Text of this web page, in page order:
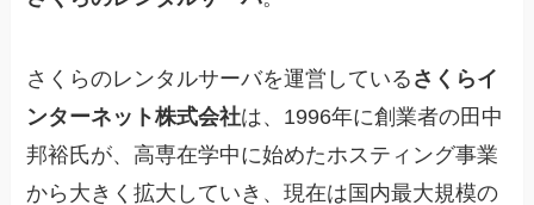
さくらのレンタルサーバを運営している さくらイ
ンターネット株式会社は、1996年に創業者の田中
邦裕氏が、高専在学中に始めたホスティング事業
から大きく拡大していき、現在は国内最大規模の